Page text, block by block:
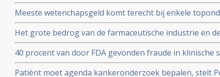
Veenendaal gerehabiliteerd door Medialogica en
Meeste wetenchapsgeld komt terecht bij enkele
over meer dan 60 procent van al het geld voor vrij
Het grote bedrog van de farmaceutische industrie en
blootgelegd door de Correspondent in mooi stuk
40 procent van door FDA gevonden fraude in
en vermeld in uiteindelijke medicijnvoorschriften.
Patiënt moet agenda kankeronderzoek bepalen, stelt